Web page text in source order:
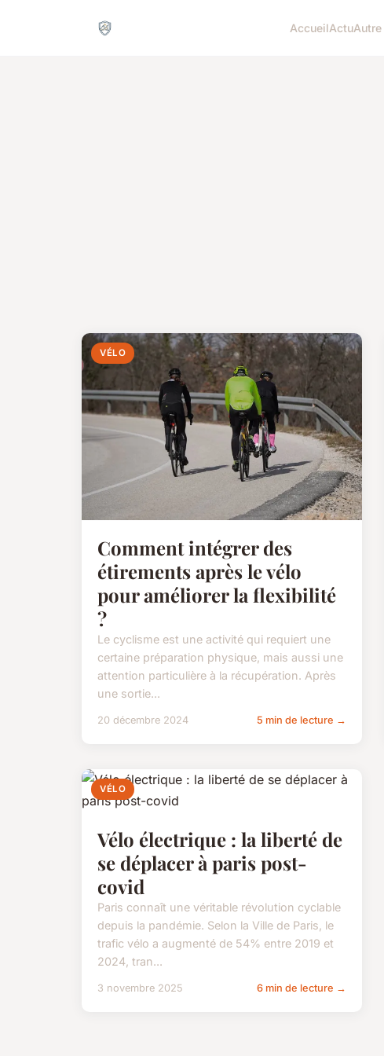
AccueilActu
VÉLO
Comment intégrer des
étirements après le vélo
pour améliorer la flexibilité
?
Le cyclisme est une activité qui requiert une
certaine préparation physique, mais aussi une
attention particulière à la récupération. Après
une sortie...
20 décembre 2024 5 min de lecture →
VÉLO
Vélo électrique : la liberté de
se déplacer à paris post-
covid
Paris connaît une véritable révolution cyclable
depuis la pandémie. Selon la Ville de Paris, le
trafic vélo a augmenté de 54% entre 2019 et
2024, tran...
3 novembre 2025 6 min de lecture →